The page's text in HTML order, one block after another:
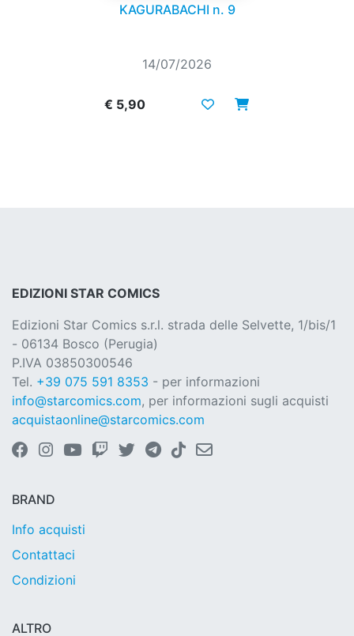
KAGURABACHI n. 9
14/07/2026
€ 5,90
EDIZIONI STAR COMICS
Edizioni Star Comics s.r.l. strada delle Selvette, 1/bis/1
- 06134 Bosco (Perugia)
P.IVA 03850300546
Tel. +39 075 591 8353 - per informazioni
info@starcomics.com, per informazioni sugli acquisti
acquistaonline@starcomics.com
BRAND
Info acquisti
Contattaci
Condizioni
ALTRO